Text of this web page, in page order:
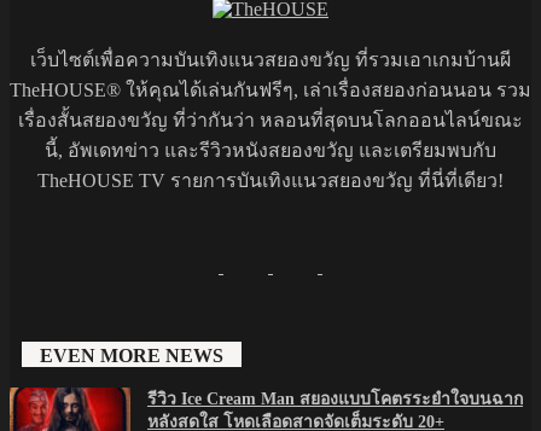
เว็บไซต์เพื่อความบันเทิงแนวสยองขวัญ ที่รวมเอาเกมบ้านผี
TheHOUSE® ให้คุณได้เล่นกันฟรีๆ, เล่าเรื่องสยองก่อนนอน รวม
เรื่องสั้นสยองขวัญ ที่ว่ากันว่า หลอนที่สุดบนโลกออนไลน์ขณะ
นี้, อัพเดทข่าว และรีวิวหนังสยองขวัญ และเตรียมพบกับ
TheHOUSE TV รายการบันเทิงแนวสยองขวัญ ที่นี่ที่เดียว!
EVEN MORE NEWS
รีวิว Ice Cream Man สยองแบบโคตรระยำใจบนฉาก
หลังสดใส โหดเลือดสาดจัดเต็มระดับ 20+